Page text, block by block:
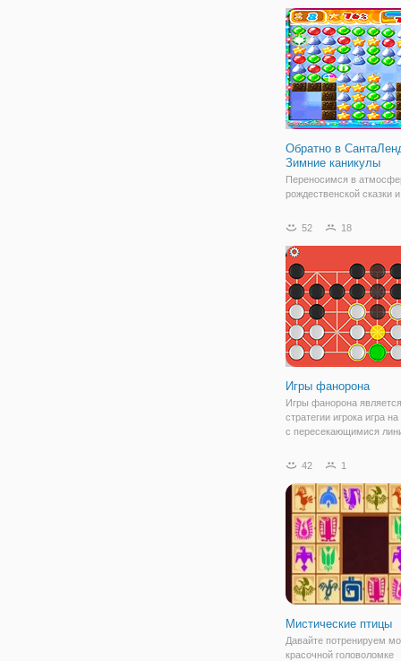
выстреливайте их так,
составить вместе
Обратно в
Зимние каникулы
Переносимся в
рождественской сказки и
"Обратно в СантаЛенд:
игровом поле с
плитками, на которых
елочные игрушки. Ваша
52 18
Игры фанорона
Игры фанорона
стратегии игрока игра
с пересекающимися
соседнее пустое
либо перемещая свой
42 1
Мистические птицы
Давайте потренируем
красочной головоломке